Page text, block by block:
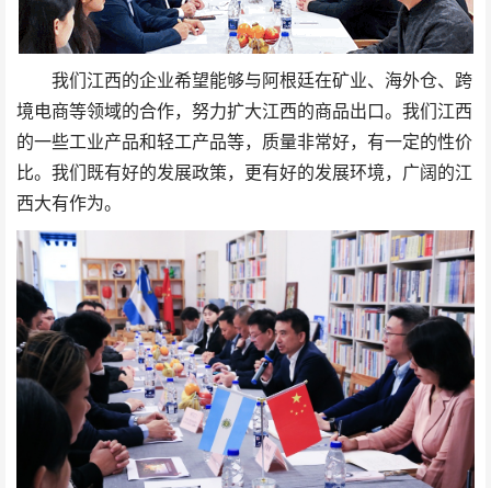
我们江西的企业希望能够与阿根廷在矿业、海外仓、跨
境电商等领域的合作，努力扩大江西的商品出口。我们江西
的一些工业产品和轻工产品等，质量非常好，有一定的性价
比。我们既有好的发展政策，更有好的发展环境，广阔的江
西大有作为。